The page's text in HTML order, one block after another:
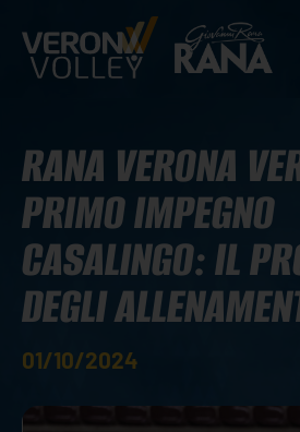
RANA VERONA
PRIMO IMPEGNO
CASALINGO: IL
DEGLI
01/10/2024